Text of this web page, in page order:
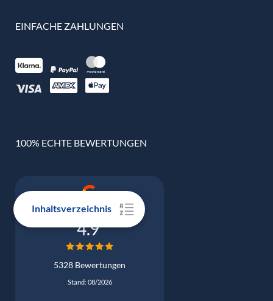
Inhaltsverzeichnis
EINFACHE ZAHLUNGEN
100% ECHTE BEWERTUNGEN
Google Bewertung
4.9
5328 Bewertungen
Stand: 08/2026